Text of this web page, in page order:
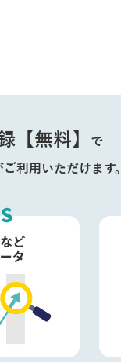
【無料】 で
ご利用いただけます。